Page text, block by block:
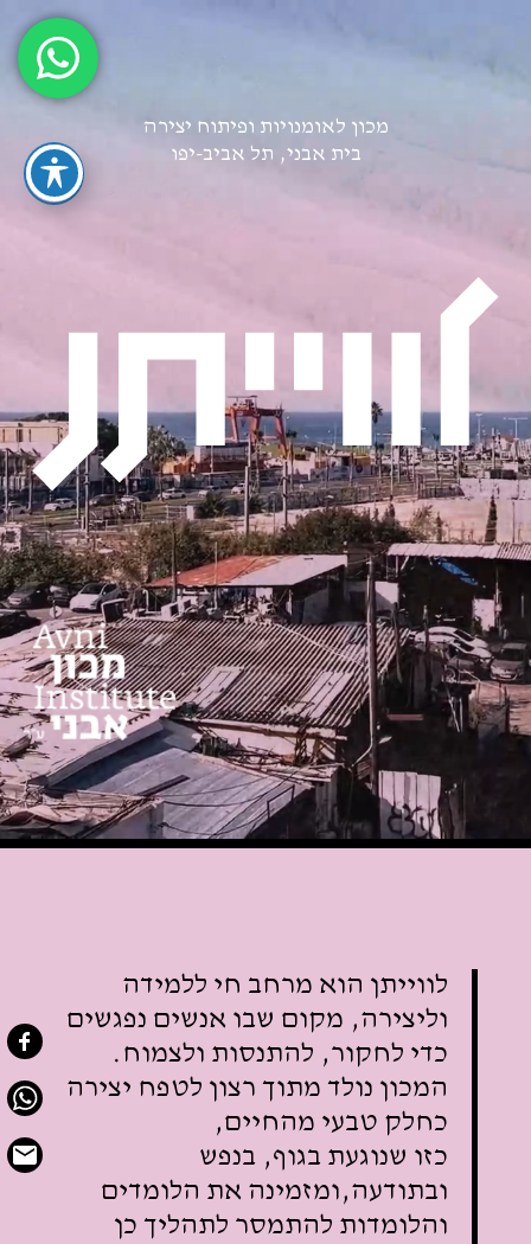
מכון לאומנויות ופיתוח יצירה
בית אבני, תל אביב-יפו
לווייתן הוא מרחב חי ללמידה
וליצירה, מקום שבו אנשים נפגשים
כדי לחקור, להתנסות ולצמוח.
המכון נולד מתוך רצון לטפח יצירה
כחלק טבעי מהחיים,
כזו שנוגעת בגוף, בנפש
ובתודעה,ומזמינה את הלומדים
והלומדות להתמסר לתהליך כן